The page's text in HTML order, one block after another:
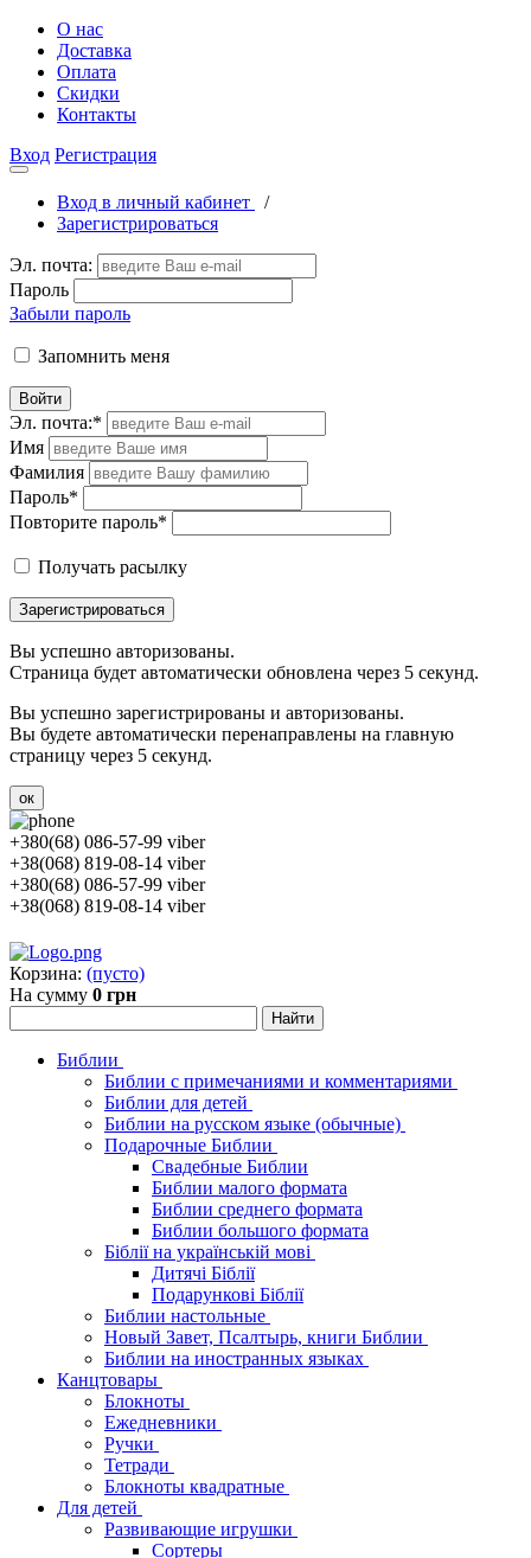
О нас
Доставка
Оплата
Скидки
Контакты
Вход Регистрация
Вход в личный кабинет
/
Зарегистрироваться
Эл. почта:
Пароль
Забыли пароль
Запомнить меня
Войти
Эл. почта:*
Имя
Фамилия
Пароль*
Повторите пароль*
Получать расылку
Зарегистрироваться
Вы успешно авторизованы.
Страница будет автоматически обновлена через 5 секунд.
Вы успешно зарегистрированы и авторизованы.
Вы будете автоматически перенаправлены на главную
страницу через 5 секунд.
ок
+380(68) 086-57-99 viber
+38(068) 819-08-14 viber
+380(68) 086-57-99 viber
+38(068) 819-08-14 viber
Корзина: (пусто)
На сумму 0 грн
Библии
Библии с примечаниями и комментариями
Библии для детей
Библии на русском языке (обычные)
Подарочные Библии
Свадебные Библии
Библии малого формата
Библии среднего формата
Библии большого формата
Біблії на українській мові
Дитячі Біблії
Подарункові Біблії
Библии настольные
Новый Завет, Псалтырь, книги Библии
Библии на иностранных языках
Канцтовары
Блокноты
Ежедневники
Ручки
Тетради
Блокноты квадратные
Для детей
Развивающие игрушки
Сортеры